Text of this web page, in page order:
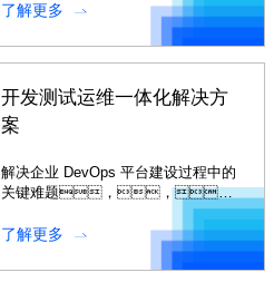
了解更多
开发测试运维一体化解决方
案
解决企业 DevOps 平台建设过程中的
关键难题，，，
完善和提升持续交付软件和 IT 服务的
能力，，有效的支撑和引
展。。。
了解更多